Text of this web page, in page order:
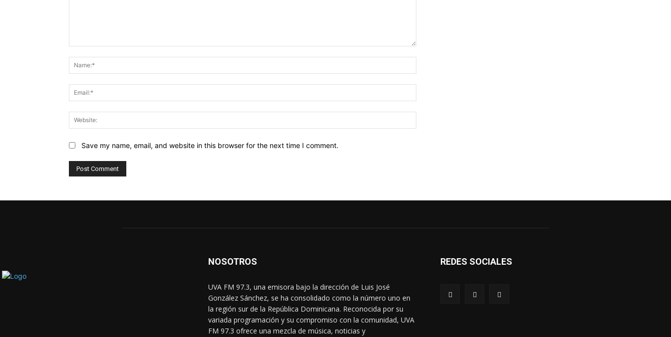
Save my name, email, and website in this browser for the next time I comment.
NOSOTROS
UVA FM 97.3, una emisora bajo la dirección de Luis José
González Sánchez, se ha consolidado como la número uno en
la región sur de la República Dominicana. Reconocida por su
variada programación y su compromiso con la comunidad, UVA
FM 97.3 ofrece una mezcla de música, noticias y
REDES SOCIALES